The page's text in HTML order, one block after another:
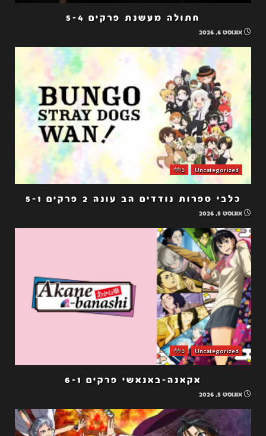
חתולה מעשנת פרקים 5-4
אוגוסט 6, 2026
Uncategorized כללי
כלבי ספרות נודדים הב עונה 2 פרקים 5-1
אוגוסט 5, 2026
Uncategorized כללי
אקאנה-באנאשי פרקים 6-1
אוגוסט 5, 2026